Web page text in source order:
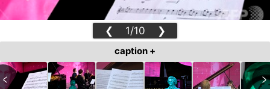
❮ 1/10 ❯
caption +